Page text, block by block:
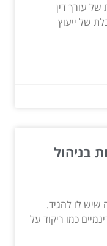
עורך דין
של ייעוץ
בניהול
לו להגיד.
כמו ריקוד על